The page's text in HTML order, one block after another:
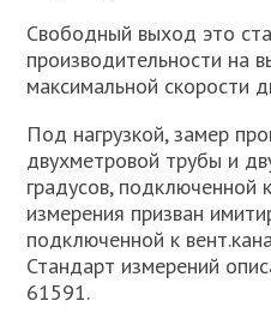
Свободный выход это
производительности на
максимальной скорости
Под нагрузкой, замер
двухметровой трубы и
градусов, подключенной
измерения призван
подключенной к
Стандарт измерений
61591.